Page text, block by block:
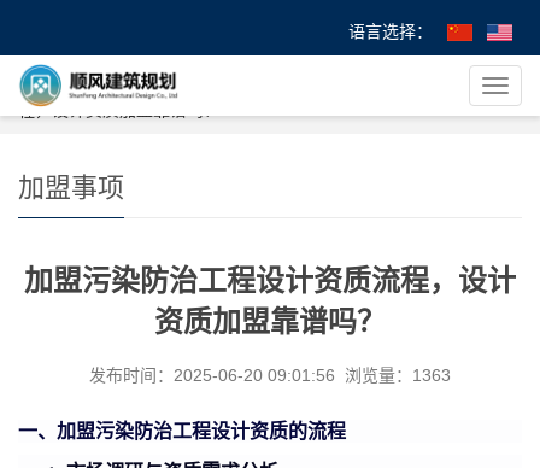
语言选择：
导
航
您的位置：首 页>
> 加盟污染防治工程设计资质流
程，设计资质加盟靠谱吗？
加盟事项
加盟污染防治工程设计资质流程，设计
资质加盟靠谱吗？
发布时间：2025-06-20 09:01:56 浏览量：1363
一、加盟污染防治工程设计资质的流程